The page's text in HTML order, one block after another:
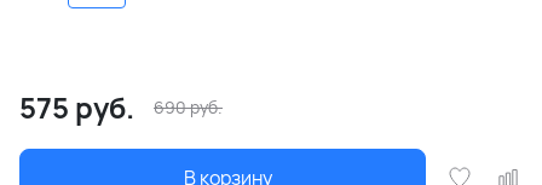
575 руб. 690руб.
В корзину